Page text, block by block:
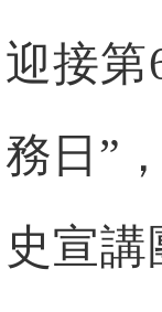
迎接第
務日”
史宣